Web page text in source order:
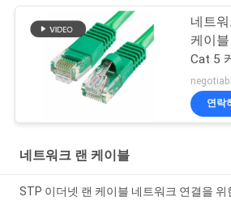
네트
케이
Cat 5
패치
연락
네트워크 랜 케이블
STP 이더넷 랜 케이블 네트워크 연결을 위